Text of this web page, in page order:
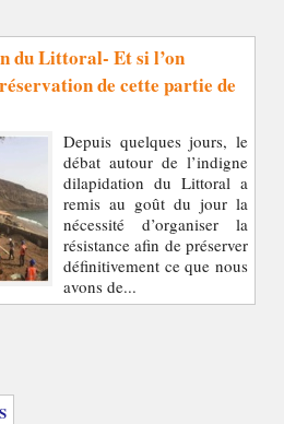
du Littoral- Et si l’on
de cette partie de
Depuis quelques jours, le
débat autour de l’indigne
dilapidation du Littoral a
remis au goût du jour la
nécessité d’organiser la
résistance afin de préserver
définitivement ce que nous
avons de...